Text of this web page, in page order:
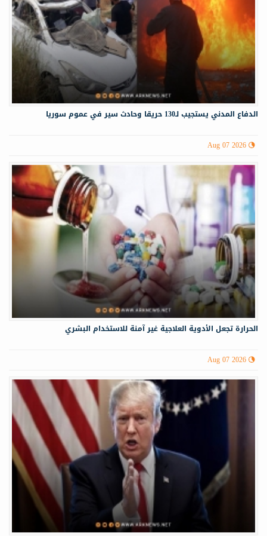
الدفاع المدني يستجيب لـ130 حريقا وحادث سير في عموم سوريا
Aug 07 2026
الحرارة تجعل الأدوية العلاجية غير آمنة للاستخدام البشري
Aug 07 2026